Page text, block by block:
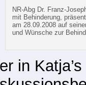
am 28.09.2008 auf
und Wünsche zur